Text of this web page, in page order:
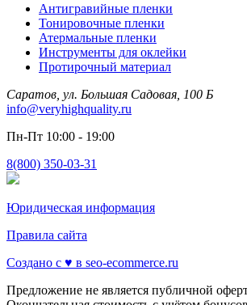
Антигравийные пленки
Тонировочные пленки
Атермальные пленки
Инструменты для оклейки
Протирочный материал
Саратов, ул. Большая Садовая, 100 Б
info@veryhighquality.ru
Пн-Пт 10:00 - 19:00
8(800) 350-03-31
Юридическая информация
Правила сайта
Создано с ♥️ в seo-ecommerce.ru
Предложение не является публичной